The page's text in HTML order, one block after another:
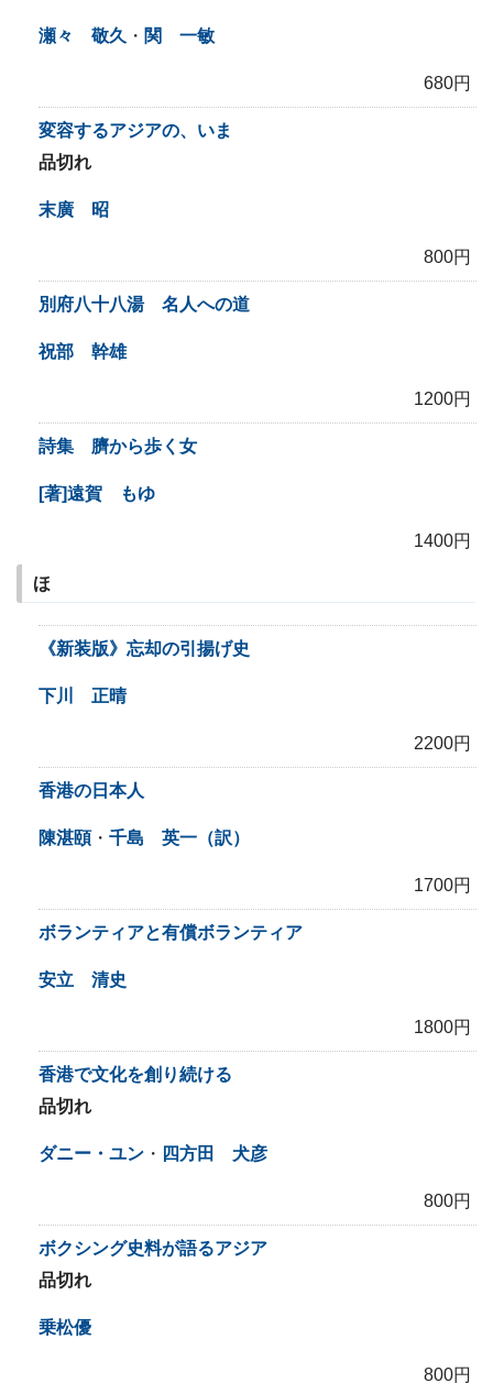
瀬々 敬久 ・ 関 一敏
680円
変容するアジアの、いま
品切れ
末廣 昭
800円
別府八十八湯 名人への道
祝部 幹雄
1200円
詩集 臍から歩く女
[著]遠賀 もゆ
1400円
ほ
《新装版》忘却の引揚げ史
下川 正晴
2200円
香港の日本人
陳湛頤・ 千島 英一（訳）
1700円
ボランティアと有償ボランティア
安立 清史
1800円
香港で文化を創り続ける
品切れ
ダニー・ユン ・ 四方田 犬彦
800円
ボクシング史料が語るアジア
品切れ
乗松優
800円